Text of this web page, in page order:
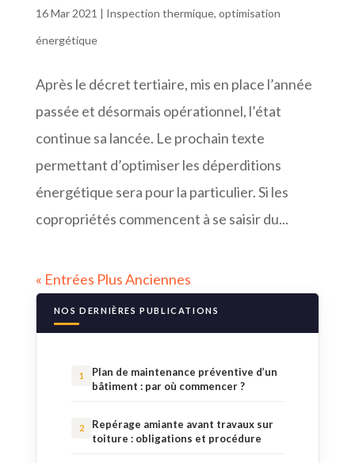
16 Mar 2021 | Inspection thermique, optimisation
énergétique
Après le décret tertiaire, mis en place l’année
passée et désormais opérationnel, l’état
continue sa lancée. Le prochain texte
permettant d’optimiser les déperditions
énergétique sera pour la particulier. Si les
copropriétés commencent à se saisir du...
« Entrées Plus Anciennes
NOS DERNIÈRES PUBLICATIONS
Plan de maintenance préventive d’un
bâtiment : par où commencer ?
Repérage amiante avant travaux sur
toiture : obligations et procédure